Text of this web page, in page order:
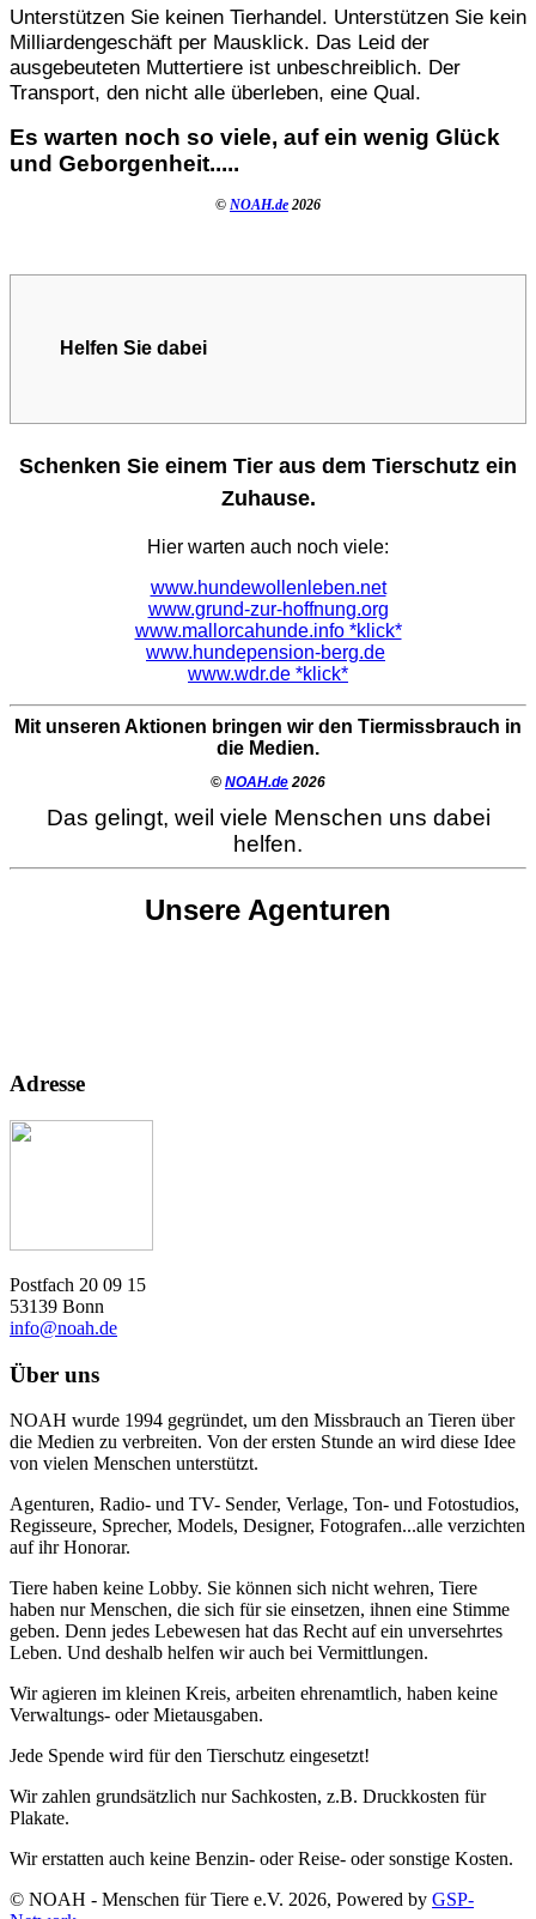
Unterstützen Sie keinen Tierhandel. Unterstützen Sie kein
Milliardengeschäft per Mausklick. Das Leid der
ausgebeuteten Muttertiere ist unbeschreiblich. Der
Transport, den nicht alle überleben, eine Qual.
Es warten noch so viele, auf ein wenig Glück
und Geborgenheit.....
© NOAH.de 2026
Helfen Sie dabei
Schenken Sie einem Tier aus dem Tierschutz ein
Zuhause.
Hier warten auch noch viele:
www.hundewollenleben.net
www.grund-zur-hoffnung.org
www.mallorcahunde.info *klick*
www.hundepension-berg.de
www.wdr.de *klick*
Mit unseren Aktionen bringen wir den Tiermissbrauch in
die Medien.
© NOAH.de 2026
Das gelingt, weil viele Menschen uns dabei
helfen.
Unsere Agenturen
Adresse
Postfach 20 09 15
53139 Bonn
info@noah.de
Über uns
NOAH wurde 1994 gegründet, um den Missbrauch an Tieren über
die Medien zu verbreiten. Von der ersten Stunde an wird diese Idee
von vielen Menschen unterstützt.
Agenturen, Radio- und TV- Sender, Verlage, Ton- und Fotostudios,
Regisseure, Sprecher, Models, Designer, Fotografen...alle verzichten
auf ihr Honorar.
Tiere haben keine Lobby. Sie können sich nicht wehren, Tiere
haben nur Menschen, die sich für sie einsetzen, ihnen eine Stimme
geben. Denn jedes Lebewesen hat das Recht auf ein unversehrtes
Leben. Und deshalb helfen wir auch bei Vermittlungen.
Wir agieren im kleinen Kreis, arbeiten ehrenamtlich, haben keine
Verwaltungs- oder Mietausgaben.
Jede Spende wird für den Tierschutz eingesetzt!
Wir zahlen grundsätzlich nur Sachkosten, z.B. Druckkosten für
Plakate.
Wir erstatten auch keine Benzin- oder Reise- oder sonstige Kosten.
© NOAH - Menschen für Tiere e.V. 2026, Powered by GSP-